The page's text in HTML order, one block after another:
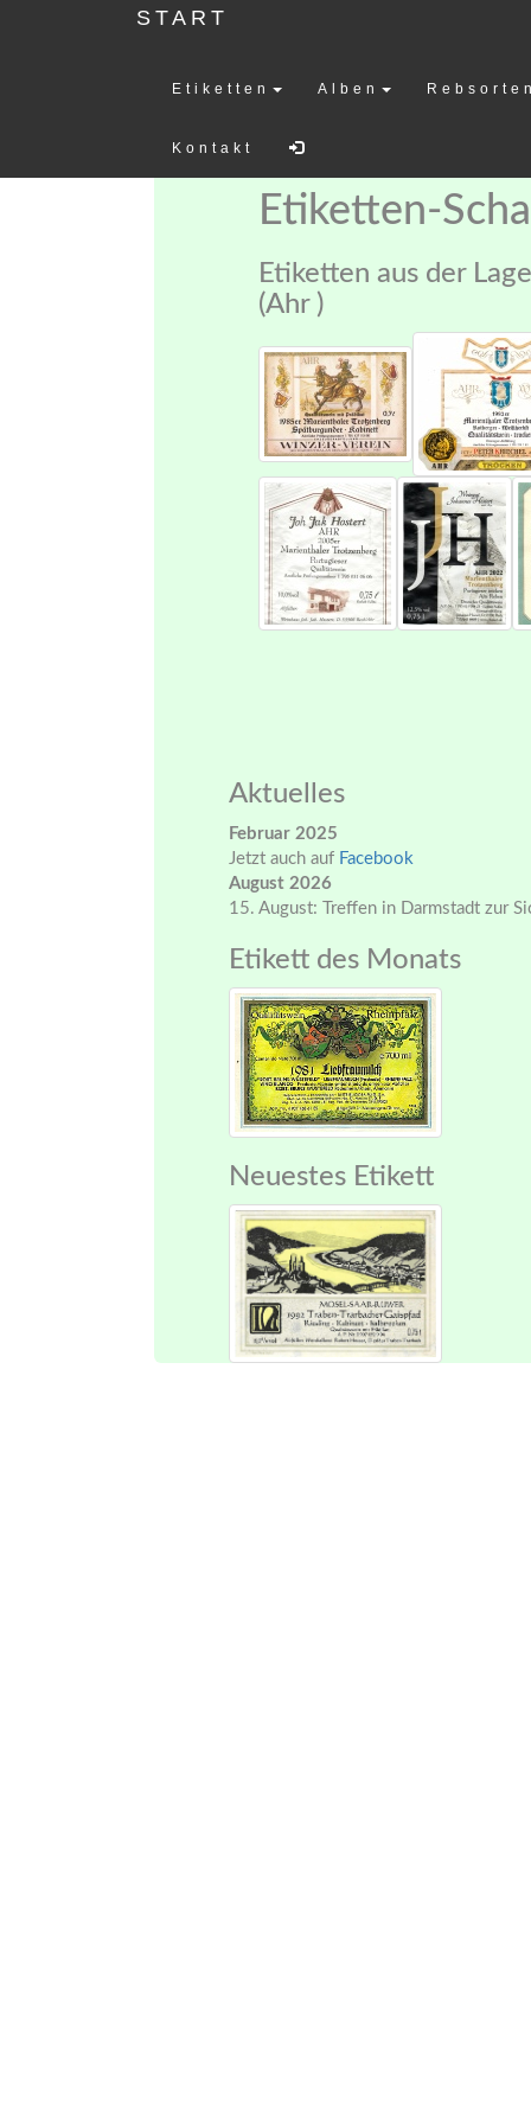
START
Etiketten Alben
Kontakt
Etiketten-
Etiketten aus der
(Ahr )
Aktuelles
Februar 2025
Jetzt auch auf Facebook
August 2026
15. August: Treffen in Darmstadt zur
Etikett des Monats
Neuestes Etikett